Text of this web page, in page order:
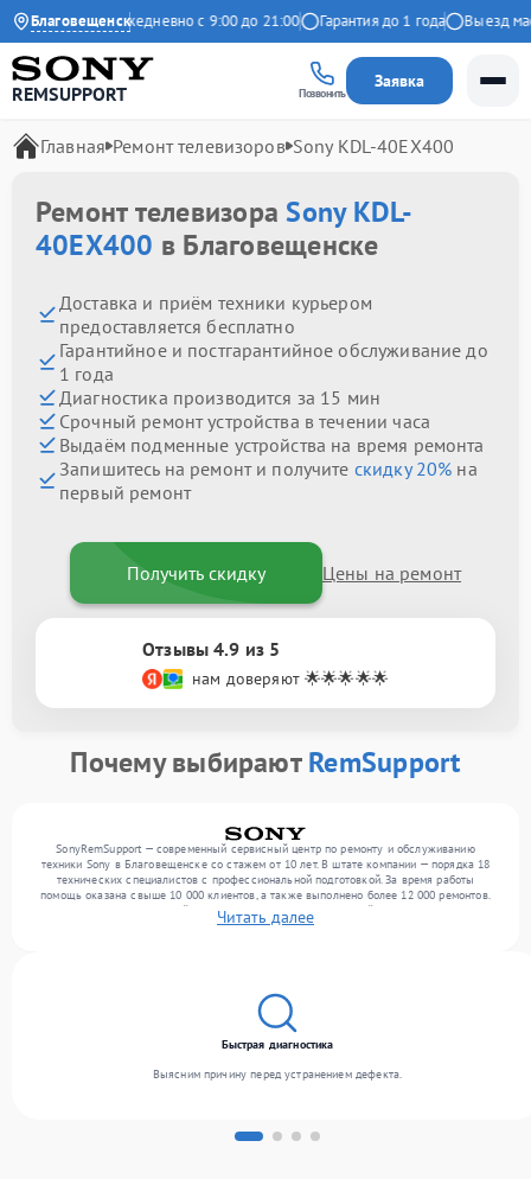
Благовещенск
Яндекс Ежедневно с 9:00 до 21:00 Гарантия до 1 года Выезд
REMSUPPORT Позвонить
Заявка
Главная Ремонт телевизоров Sony KDL-40EX400
Ремонт телевизораSony KDL-
40EX400 в Благовещенске
Доставка и приём техники курьером
предоставляется бесплатно
Гарантийное и постгарантийное обслуживание до
1 года
Диагностика производится за 15 мин
Срочный ремонт устройства в течении часа
Выдаём подменные устройства на время ремонта
Запишитесь на ремонт и получите скидку 20% на
первый ремонт
Получить скидку Цены на ремонт
Отзывы 4.9 из 5
нам доверяют 🌟🌟🌟🌟🌟
Почему выбираютRemSupport
SonyRemSupport — современный сервисный центр по ремонту и обслуживанию
техники Sony в Благовещенске со стажем от 10 лет. В штате компании — порядка 18
технических специалистов с профессиональной подготовкой. За время работы
помощь оказана свыше 10 000 клиентов, а также выполнено более 12 000 ремонтов.
Ежемесячно в сервисный центр поступает более 300 устройств, включая , , . Мы
устраняем поломки любой сложности и гарантируем высокое качество обслуживания
Читать далее
Быстрая диагностика
Выясним причину перед устранением дефекта.